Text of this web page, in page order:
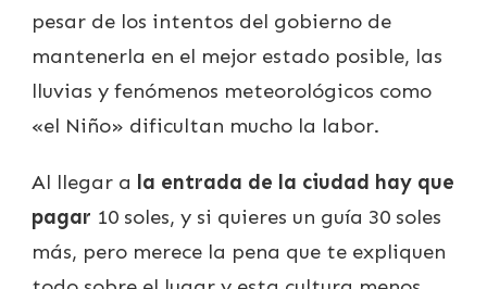
pesar de los intentos del gobierno de
mantenerla en el mejor estado posible, las
lluvias y fenómenos meteorológicos como
«el Niño» dificultan mucho la labor.
Al llegar a la entrada de la ciudad hay que
pagar 10 soles, y si quieres un guía 30 soles
más, pero merece la pena que te expliquen